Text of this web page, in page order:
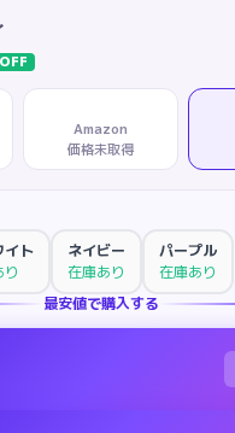
Amazon
価格未取得
イト
ネイビー
在庫あり
パープル
在庫あり
最安値で購入する